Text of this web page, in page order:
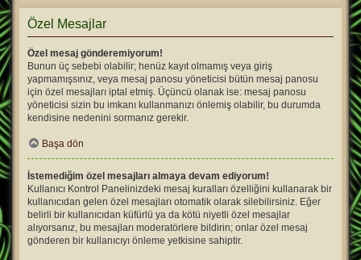
Özel Mesajlar
Özel mesaj gönderemiyorum!
Bunun üç sebebi olabilir; henüz kayıt olmamış veya giriş
yapmamışsınız, veya mesaj panosu yöneticisi bütün mesaj panosu
için özel mesajları iptal etmiş. Üçüncü olanak ise: mesaj panosu
yöneticisi sizin bu imkanı kullanmanızı önlemiş olabilir, bu durumda
kendisine nedenini sormanız gerekir.
Başa dön
İstemediğim özel mesajları almaya devam ediyorum!
Kullanıcı Kontrol Panelinizdeki mesaj kuralları özelliğini kullanarak bir
kullanıcıdan gelen özel mesajları otomatik olarak silebilirsiniz. Eğer
belirli bir kullanıcıdan küfürlü ya da kötü niyetli özel mesajlar
alıyorsanız, bu mesajları moderatörlere bildirin; onlar özel mesaj
gönderen bir kullanıcıyı önleme yetkisine sahiptir.